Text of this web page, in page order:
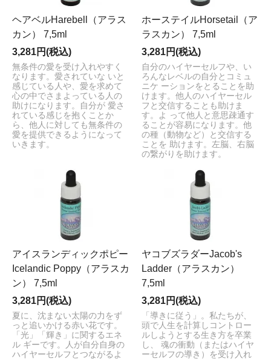
ヘアベルHarebell（アラス
カン） 7,5ml
3,281円(税込)
無条件の愛を受け入れやすく
なります。愛されていな いと
感じている人や、愛を求めて
心の中でさまよっている人の
助けになります。自分が 愛さ
れている感じを抱くことか
ら、他人に対しても無条件の
愛を提供できるようになって
いきます。
ホーステイルHorsetail（ア
ラスカン） 7,5ml
3,281円(税込)
自分のハイヤーセルフや、い
ろんなレベルの自分とコミュ
ニケ ーションをとることを助
けます。他人のハイヤーセル
フと交信することも助けま
す。よ って他人と意思疎通す
ることが容易になります。他
の種（動物など）と交信する
ことを 助けます。左脳、右脳
の繋がりを助けます。
アイスランディックポピー
Icelandic Poppy（アラスカ
ン） 7,5ml
3,281円(税込)
夏に、沈まない太陽の力をず
っと追いかける赤い花です。
「光」「輝き」に関するエネ
ル ギーです。人が自分自身の
ハイヤーセルフとつながるよ
ヤコブズラダーJacob's
Ladder（アラスカン）
7,5ml
3,281円(税込)
「導きに従う」。私たちが、
頭で人生を計算しコントロー
ルしようとする生き方を卒業
し、 魂の衝動（またはハイヤ
ーセルフの導き）を受け入れ